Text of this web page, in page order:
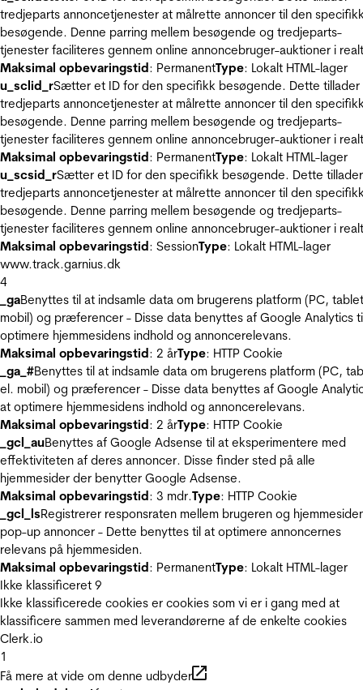
tredjeparts annoncetjenester at målrette annoncer til den
besøgende. Denne parring mellem besøgende og tredjeparts-
tjenester faciliteres gennem online annoncebruger-auktioner i
Maksimal opbevaringstid: PermanentType: Lokalt HTML-lager
u_sclid_rSætter et ID for den specifikk besøgende. Dette tillader
tredjeparts annoncetjenester at målrette annoncer til den
besøgende. Denne parring mellem besøgende og tredjeparts-
tjenester faciliteres gennem online annoncebruger-auktioner i
Maksimal opbevaringstid: PermanentType: Lokalt HTML-lager
u_scsid_rSætter et ID for den specifikk besøgende. Dette tillader
tredjeparts annoncetjenester at målrette annoncer til den
besøgende. Denne parring mellem besøgende og tredjeparts-
tjenester faciliteres gennem online annoncebruger-auktioner i
Maksimal opbevaringstid: SessionType: Lokalt HTML-lager
www.track.garnius.dk
4
_gaBenyttes til at indsamle data om brugerens platform (PC,
mobil) og præferencer - Disse data benyttes af Google Analytics
optimere hjemmesidens indhold og annoncerelevans.
Maksimal opbevaringstid: 2 årType: HTTP Cookie
_ga_#Benyttes til at indsamle data om brugerens platform (PC,
el. mobil) og præferencer - Disse data benyttes af Google
at optimere hjemmesidens indhold og annoncerelevans.
Maksimal opbevaringstid: 2 årType: HTTP Cookie
_gcl_auBenyttes af Google Adsense til at eksperimentere med
effektiviteten af deres annoncer. Disse finder sted på alle
hjemmesider der benytter Google Adsense.
Maksimal opbevaringstid: 3 mdr.Type: HTTP Cookie
_gcl_lsRegistrerer responsraten mellem brugeren og
pop-up annoncer - Dette benyttes til at optimere annoncernes
relevans på hjemmesiden.
Maksimal opbevaringstid: PermanentType: Lokalt HTML-lager
Ikke klassificeret 9
Ikke klassificerede cookies er cookies som vi er i gang med at
klassificere sammen med leverandørerne af de enkelte cookies
Clerk.io
1
Få mere at vide om denne udbyder